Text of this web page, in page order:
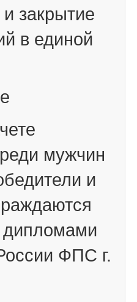
закрытие
в единой
мужчин
и
ФПС г.